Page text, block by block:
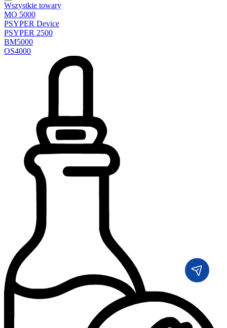
Wszystkie towary
MO 5000
PSYPER Device
PSYPER 2500
BM5000
OS4000